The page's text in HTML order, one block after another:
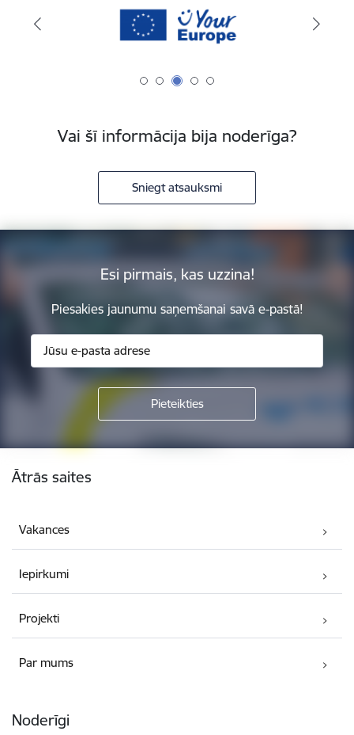
Vai šī informācija bija noderīga?
Sniegt atsauksmi
Esi pirmais, kas uzzina!
Piesakies jaunumu saņemšanai savā e-pastā!
Ātrās saites
Vakances
Iepirkumi
Projekti
Par mums
Noderīgi